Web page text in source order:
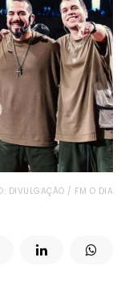
DIVULGAÇÃO / FM O DIA